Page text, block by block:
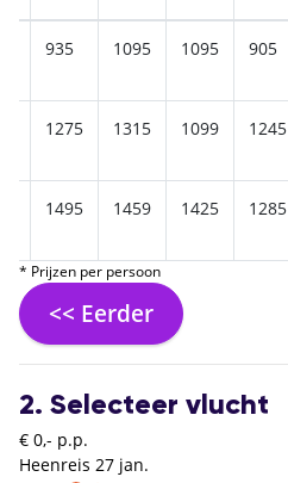
935 1095 1095 905
1275 1315 1099 1245
1495 1459 1425 1285
* Prijzen per persoon
<< Eerder
2. Selecteer vlucht
€ 0,- p.p.
Heenreis 27 jan.